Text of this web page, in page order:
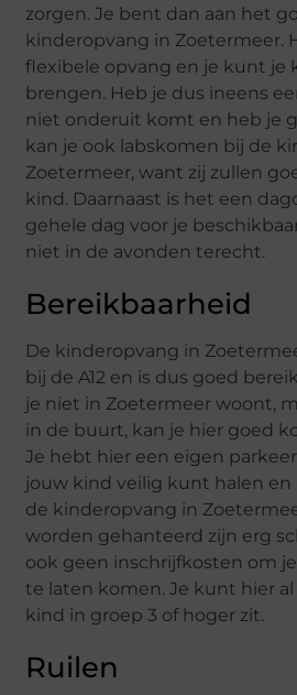
zorgen. Je bent dan aan het
kinderopvang in Zoetermeer.
flexibele opvang en je kunt je
brengen. Heb je dus ineens
niet onderuit komt en heb je
kan je ook labskomen bij de
Zoetermeer, want zij zullen
kind. Daarnaast is het een
gehele dag voor je
niet in de avonden terecht.
Bereikbaarheid
De kinderopvang in
bij de A12 en is dus goed
je niet in Zoetermeer woont,
in de buurt, kan je hier goed
Je hebt hier een eigen
jouw kind veilig kunt halen
de kinderopvang in
worden gehanteerd zijn erg
ook geen inschrijfkosten om
te laten komen. Je kunt hier
kind in groep 3 of hoger zit.
Ruilen